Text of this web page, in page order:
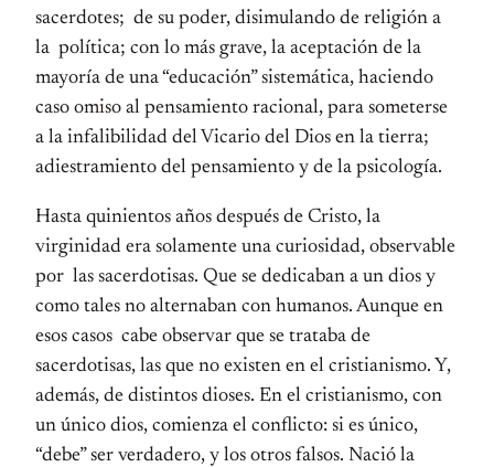
sacerdotes; de su poder, disimulando de religión a
la política; con lo más grave, la aceptación de la
mayoría de una “educación” sistemática, haciendo
caso omiso al pensamiento racional, para someterse
a la infalibilidad del Vicario del Dios en la tierra;
adiestramiento del pensamiento y de la psicología.
Hasta quinientos años después de Cristo, la
virginidad era solamente una curiosidad, observable
por las sacerdotisas. Que se dedicaban a un dios y
como tales no alternaban con humanos. Aunque en
esos casos cabe observar que se trataba de
sacerdotisas, las que no existen en el cristianismo. Y,
además, de distintos dioses. En el cristianismo, con
un único dios, comienza el conflicto: si es único,
“debe” ser verdadero, y los otros falsos. Nació la